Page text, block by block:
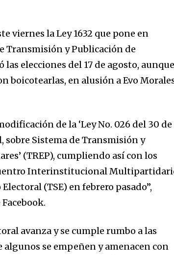
viernes la Ley 1632 que pone en
Transmisión y Publicación de
elecciones del 17 de agosto,
boicotearlas, en alusión a Evo
de la ‘Ley No. 026 del 30 de
sobre Sistema de Transmisión y
(TREP), cumpliendo así con los
Interinstitucional
(TSE) en febrero pasado”,
avanza y se cumple rumbo a las
algunos se empeñen y amenacen con